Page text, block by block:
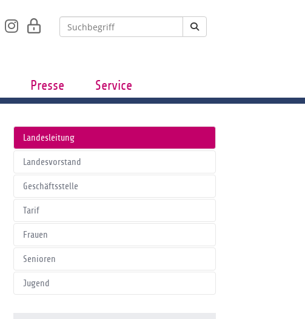
Presse Service
Landesleitung
Landesvorstand
Geschäftsstelle
Tarif
Frauen
Senioren
Jugend